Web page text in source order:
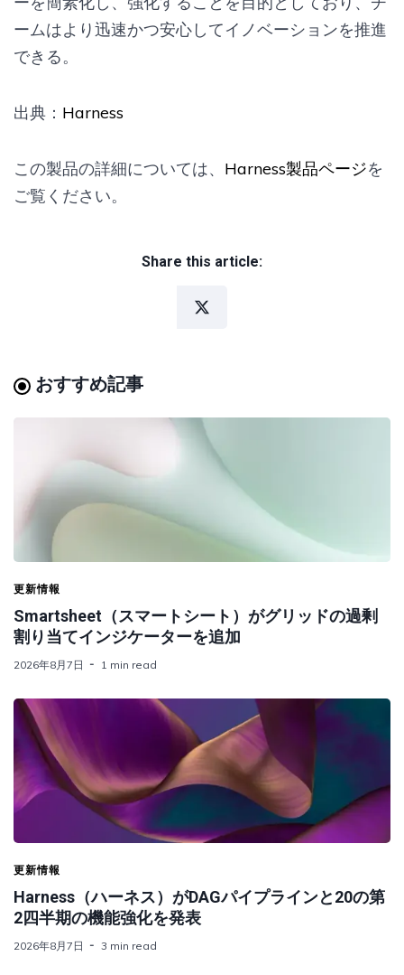
ームはより迅速かつ安心してイノベーションを推進
できる。
出典： Harness
この製品の詳細については、 Harness製品ページを
ご覧ください。
Share this article:
おすすめ記事
更新情報
Smartsheet（スマートシート）がグリッドの過剰
割り当てインジケーターを追加
2026年8月7日 1 min read
更新情報
Harness（ハーネス）がDAGパイプラインと20の第
2四半期の機能強化を発表
2026年8月7日 3 min read